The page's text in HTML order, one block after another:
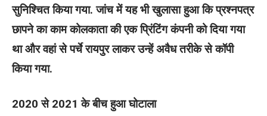
सुनिश्चित किया गया. जांच में यह भी खुलासा हुआ कि प्रश्नपत्र
छापने का काम कोलकाता की एक प्रिंटिंग कंपनी को दिया गया
था और वहां से पर्चे रायपुर लाकर उन्हें अवैध तरीके से कॉपी
किया गया.
2020 से 2021 के बीच हुआ घोटाला